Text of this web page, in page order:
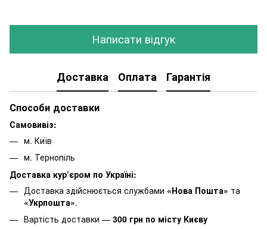
Написати відгук
Доставка Оплата Гарантія
Способи доставки
Самовивіз:
м. Київ
м. Тернопіль
Доставка кур’єром по Україні:
Доставка здійснюється службами «Нова Пошта» та
«Укрпошта».
Вартість доставки — 300 грн по місту Києву